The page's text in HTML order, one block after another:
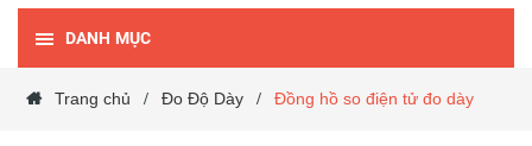
DANH MỤC
Trang chủ / Đo Độ Dày / Đồng hồ so điện tử đo dày